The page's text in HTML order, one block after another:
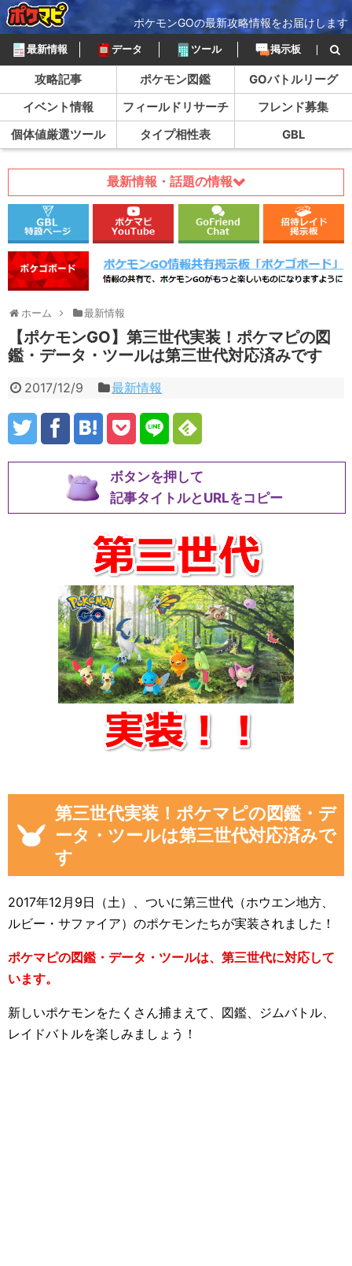
ポケモンGOの最新攻略情報をお届けします
最新情報 データ ツール 掲示板
攻略記事 ポケモン図鑑
GOバトルリーグ
イベント情報
フィールドリサーチ
フレンド募集
個体値厳選ツール
タイプ相性表 GBL
最新情報・話題の情報
ホーム 最新情報
【ポケモンGO】第三世代実装！ポケマピの図
鑑・データ・ツールは第三世代対応済みです
2017/12/9 最新情報
ボタンを押して
記事タイトルとURLをコピー
第三世代実装！ポケマピの図鑑・デ
ータ・ツールは第三世代対応済みで
す
2017年12月9日（土）、ついに第三世代（ホウエン地方、
ルビー・サファイア）のポケモンたちが実装されました！
ポケマピの図鑑・データ・ツールは、第三世代に対応して
います。
新しいポケモンをたくさん捕まえて、図鑑、ジムバトル、
レイドバトルを楽しみましょう！